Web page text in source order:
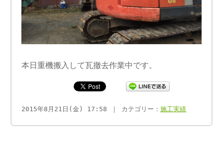
本日重機搬入して瓦撤去作業中です。
2015年8月21日(金) 17:58 ｜ カテゴリー：施工実績